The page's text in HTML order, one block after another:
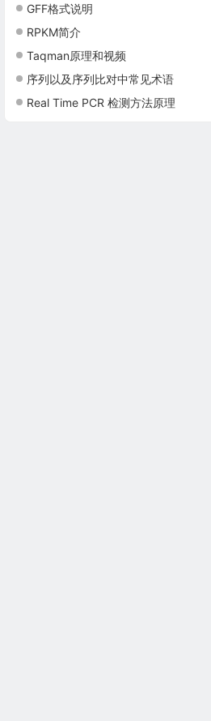
GFF格式说明
RPKM简介
Taqman原理和视频
序列以及序列比对中常见术语
Real Time PCR 检测方法原理